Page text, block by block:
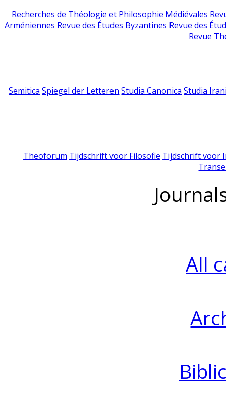
Recherches de Théologie et Philosophie Médiévales
Arméniennes Revue des Études Byzantines Revue des
Revue
Semitica Spiegel der Letteren Studia Canonica Studia
Theoforum Tijdschrift voor Filosofie Tijdschrift voor
All